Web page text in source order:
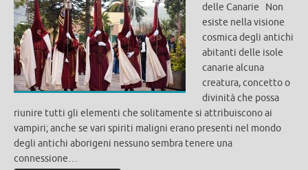
delle Canarie Non
esiste nella visione
cosmica degli antichi
abitanti delle isole
canarie alcuna
creatura, concetto o
divinità che possa
riunire tutti gli elementi che solitamente si attribuiscono ai
vampiri; anche se vari spiriti maligni erano presenti nel mondo
degli antichi aborigeni nessuno sembra tenere una
connessione…